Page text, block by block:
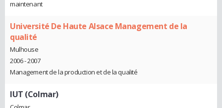
maintenant
Université De Haute Alsace Management de la
qualité
Mulhouse
2006 - 2007
Management de la production et de la qualité
IUT (Colmar)